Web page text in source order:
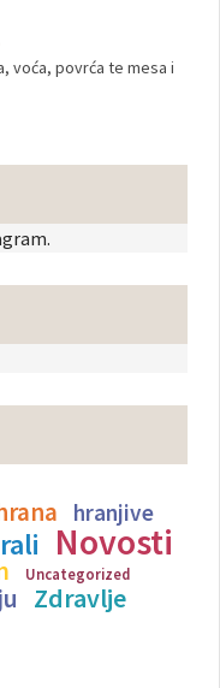
voća, povrća te mesa i
hranjive
Novosti
Uncategorized
Zdravlje